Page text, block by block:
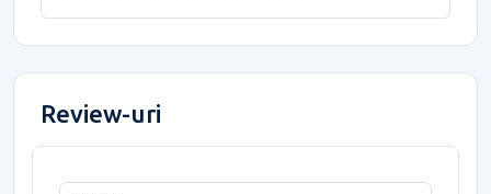
Review-uri